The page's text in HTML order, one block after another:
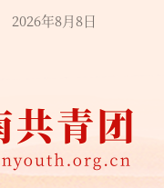
2026年8月8日